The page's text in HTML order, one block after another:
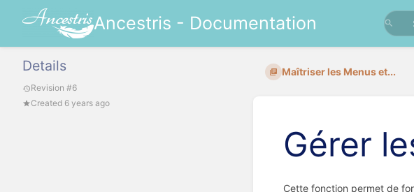
Ancestris - Documentation
Details
Revision #6
Created 6 years ago
Maîtriser les Menus et...
Gérer
Cette fonction permet de